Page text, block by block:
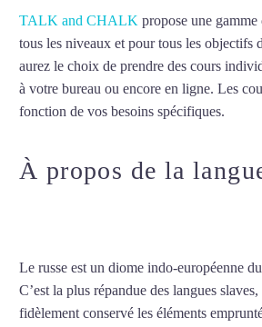
TALK and CHALK propose une gamme
tous les niveaux et pour tous les objectifs
aurez le choix de prendre des cours
à votre bureau ou encore en ligne. Les
fonction de vos besoins spécifiques.
À propos de la
Le russe est un diome indo-européenne
C’est la plus répandue des langues
fidèlement conservé les éléments